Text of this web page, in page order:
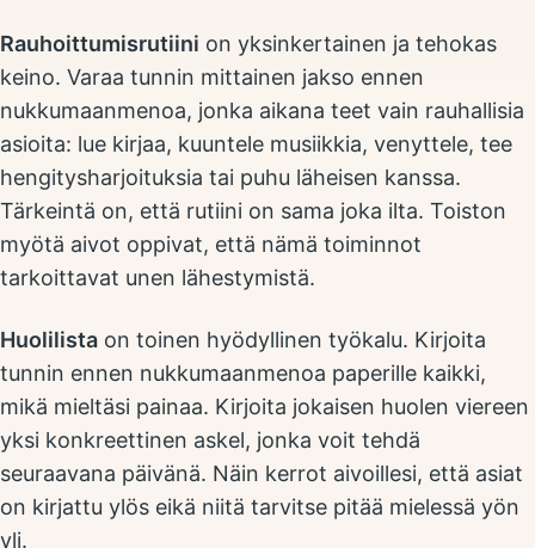
Rauhoittumisrutiini on yksinkertainen ja tehokas
keino. Varaa tunnin mittainen jakso ennen
nukkumaanmenoa, jonka aikana teet vain rauhallisia
asioita: lue kirjaa, kuuntele musiikkia, venyttele, tee
hengitysharjoituksia tai puhu läheisen kanssa.
Tärkeintä on, että rutiini on sama joka ilta. Toiston
myötä aivot oppivat, että nämä toiminnot
tarkoittavat unen lähestymistä.
Huolilista on toinen hyödyllinen työkalu. Kirjoita
tunnin ennen nukkumaanmenoa paperille kaikki,
mikä mieltäsi painaa. Kirjoita jokaisen huolen viereen
yksi konkreettinen askel, jonka voit tehdä
seuraavana päivänä. Näin kerrot aivoillesi, että asiat
on kirjattu ylös eikä niitä tarvitse pitää mielessä yön
yli.